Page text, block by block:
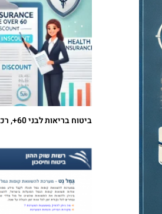
ביטוח בריאות לבני 60+, רכשו עכשיו ביטוח בהנחה